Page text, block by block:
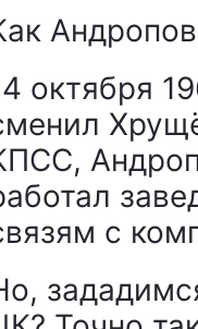
октября
с